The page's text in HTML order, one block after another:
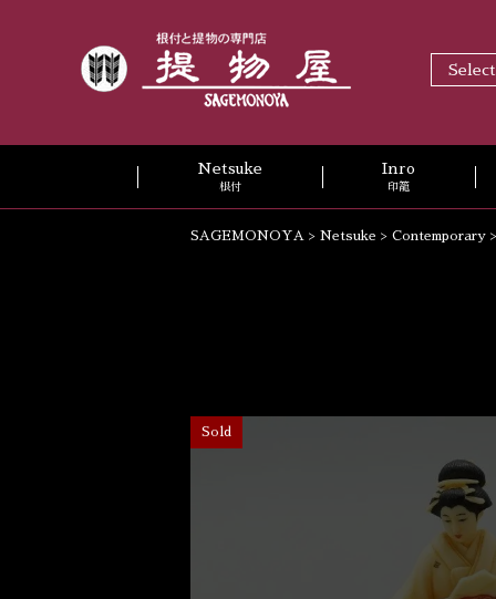
Netsuke
根付
Inro
印籠
SAGEMONOYA > Netsuke > Contemporary
Sold